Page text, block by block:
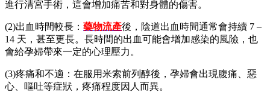
進行清宮手術，這會增加痛苦和對身體的傷害。
(2)出血時間較長： 藥物流產後，陰道出血時間通常會持續 7 –
14 天，甚至更長。長時間的出血可能會增加感染的風險，也
會給孕婦帶來一定的心理壓力。
(3)疼痛和不適：在服用米索前列醇後，孕婦會出現腹痛、惡
心、嘔吐等症狀，疼痛程度因人而異。